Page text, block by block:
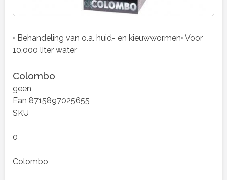
• Behandeling van o.a. huid- en kieuwwormen• Voor
10.000 liter water
Colombo
geen
Ean 8715897025655
SKU
0
Colombo